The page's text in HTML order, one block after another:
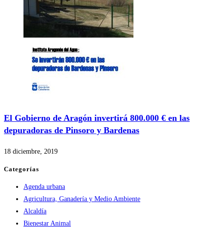
El Gobierno de Aragón invertirá 800.000 € en las
depuradoras de Pinsoro y Bardenas
18 diciembre, 2019
Categorías
Agenda urbana
Agricultura, Ganadería y Medio Ambiente
Alcaldía
Bienestar Animal